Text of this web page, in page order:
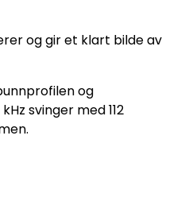
og gir et klart bilde av
og
svinger med 112